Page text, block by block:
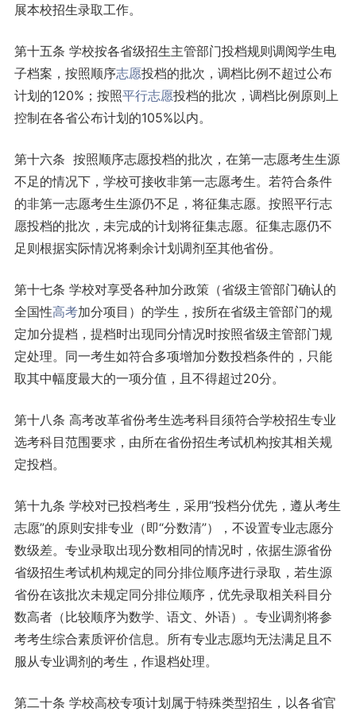
展本校招生录取工作。
第十五条 学校按各省级招生主管部门投档规则调阅学生电
子档案，按照顺序志愿投档的批次，调档比例不超过公布
计划的120%；按照平行志愿投档的批次，调档比例原则上
控制在各省公布计划的105%以内。
第十六条 按照顺序志愿投档的批次，在第一志愿考生生源
不足的情况下，学校可接收非第一志愿考生。若符合条件
的非第一志愿考生生源仍不足，将征集志愿。按照平行志
愿投档的批次，未完成的计划将征集志愿。征集志愿仍不
足则根据实际情况将剩余计划调剂至其他省份。
第十七条 学校对享受各种加分政策（省级主管部门确认的
全国性高考加分项目）的学生，按所在省级主管部门的规
定加分提档，提档时出现同分情况时按照省级主管部门规
定处理。同一考生如符合多项增加分数投档条件的，只能
取其中幅度最大的一项分值，且不得超过20分。
第十八条 高考改革省份考生选考科目须符合学校招生专业
选考科目范围要求，由所在省份招生考试机构按其相关规
定投档。
第十九条 学校对已投档考生，采用“投档分优先，遵从考生
志愿”的原则安排专业（即“分数清”），不设置专业志愿分
数级差。专业录取出现分数相同的情况时，依据生源省份
省级招生考试机构规定的同分排位顺序进行录取，若生源
省份在该批次未规定同分排位顺序，优先录取相关科目分
数高者（比较顺序为数学、语文、外语）。专业调剂将参
考考生综合素质评价信息。所有专业志愿均无法满足且不
服从专业调剂的考生，作退档处理。
第二十条 学校高校专项计划属于特殊类型招生，以各省官